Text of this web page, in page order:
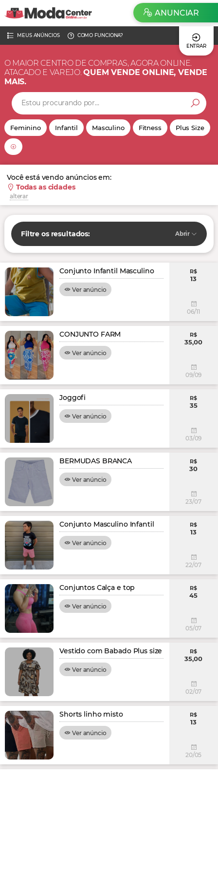
MEUS ANÚNCIOS
COMO FUNCIONA?
ENTRAR
ANUNCIAR
O MAIOR CENTRO DE COMPRAS, AGORA ONLINE.
ATACADO E VAREJO.QUEM VENDE ONLINE, VENDE
MAIS.
Feminino Infantil Masculino Fitness Plus Size
Você está vendo anúncios em:
Todas as cidades
alterar
Filtre os resultados: Abrir
Conjunto Infantil Masculino
Ver anúncio
R$
13
06/11
CONJUNTO FARM
Ver anúncio
R$
35,00
09/09
Joggofi
Ver anúncio
R$
35
03/09
BERMUDAS BRANCA
Ver anúncio
R$
30
23/07
Conjunto Masculino Infantil
Ver anúncio
R$
13
22/07
Conjuntos Calça e top
Ver anúncio
R$
45
05/07
Vestido com Babado Plus size
Ver anúncio
R$
35,00
02/07
Shorts linho misto
Ver anúncio
R$
13
20/05